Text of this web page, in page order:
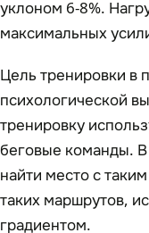
уклоном 6-8%.
максимальных
Цель тренировки в
психологической
тренировку
беговые команды.
найти место с
таких маршрутов,
градиентом.